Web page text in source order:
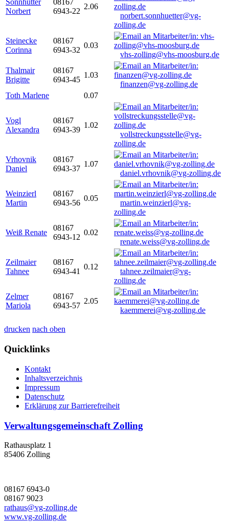
Sonnhütter
Norbert
08167
6943-22
2.06
norbert.sonnhuetter@vg-
zolling.de
Steinecke
Corinna
08167
6943-32
0.03
vhs-zolling@vhs-moosburg.de
Thalmair
Brigitte
08167
6943-45
1.03
finanzen@vg-zolling.de
Toth Marlene
0.07
Vogl
Alexandra
08167
6943-39
1.02
vollstreckungsstelle@vg-
zolling.de
Vrhovnik
Daniel
08167
6943-37
1.07
daniel.vrhovnik@vg-zolling.de
Weinzierl
Martin
08167
6943-56
0.05
martin.weinzierl@vg-
zolling.de
Weiß Renate
08167
6943-12
0.02
renate.weiss@vg-zolling.de
Zeilmaier
Tahnee
08167
6943-41
0.12
tahnee.zeilmaier@vg-
zolling.de
Zelmer
Mariola
08167
6943-57
2.05
kaemmerei@vg-zolling.de
drucken nach oben
Quicklinks
Kontakt
Inhaltsverzeichnis
Impressum
Datenschutz
Erklärung zur Barrierefreiheit
Verwaltungsgemeinschaft Zolling
Rathausplatz 1
85406 Zolling
08167 6943-0
08167 9023
rathaus@vg-zolling.de
www.vg-zolling.de